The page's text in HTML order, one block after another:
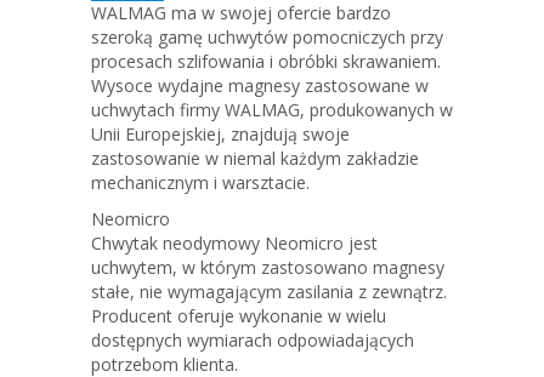
WALMAG ma w swojej ofercie bardzo
szeroką gamę uchwytów pomocniczych przy
procesach szlifowania i obróbki skrawaniem.
Wysoce wydajne magnesy zastosowane w
uchwytach firmy WALMAG, produkowanych w
Unii Europejskiej, znajdują swoje
zastosowanie w niemal każdym zakładzie
mechanicznym i warsztacie.
Neomicro
Chwytak neodymowy Neomicro jest
uchwytem, w którym zastosowano magnesy
stałe, nie wymagającym zasilania z zewnątrz.
Producent oferuje wykonanie w wielu
dostępnych wymiarach odpowiadających
potrzebom klienta.